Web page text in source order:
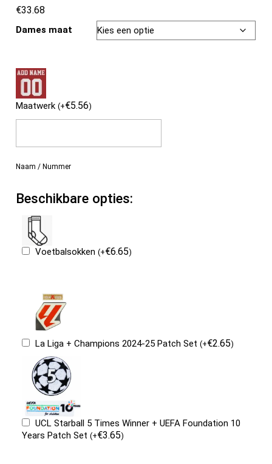
€33.68
Dames maat
Maatwerk(+€5.56)
Naam / Nummer
Beschikbare opties:
Voetbalsokken(+€6.65)
La Liga + Champions 2024-25 Patch Set(+€2.65)
UCL Starball 5 Times Winner + UEFA Foundation 10
Years Patch Set(+€3.65)